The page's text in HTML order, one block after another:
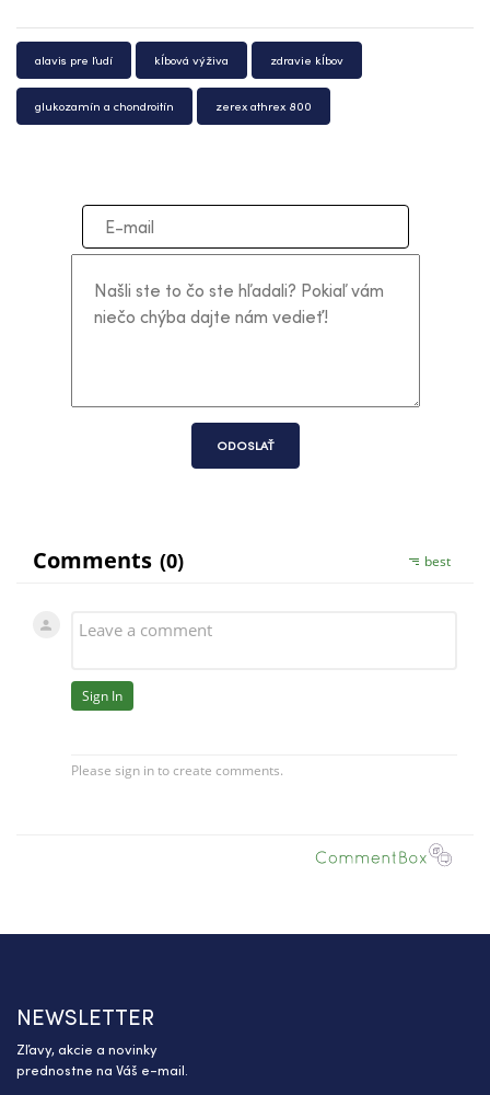
alavis pre ľudí kĺbová výživa zdravie kĺbov
glukozamín a chondroitín zerex athrex 800
ODOSLAŤ
NEWSLETTER
Zľavy, akcie a novinky
prednostne na Váš e-mail.